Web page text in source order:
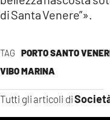
TAG PORTO SANTO
VIBO MARINA
Tutti gli articoli di
di Santa Venere”».